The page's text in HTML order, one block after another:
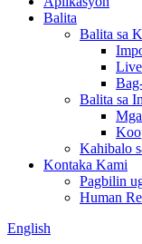
Balita
Balita sa
Balita sa
Kahibalo
Kontaka Kami
Pagbilin
Human
English